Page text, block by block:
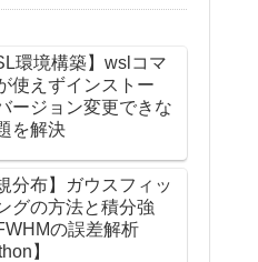
環境構築】wslコマ
使えずインストー
ージョン変更できな
を解決
分布】ガウスフィッ
グの方法と積分強
の誤差解析
】